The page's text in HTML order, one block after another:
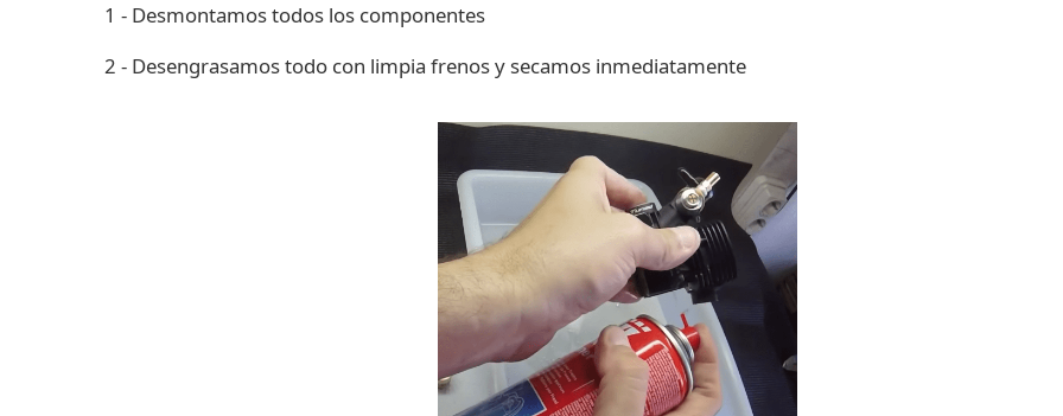
1 - Desmontamos todos los componentes
2 - Desengrasamos todo con limpia frenos y secamos inmediatamente